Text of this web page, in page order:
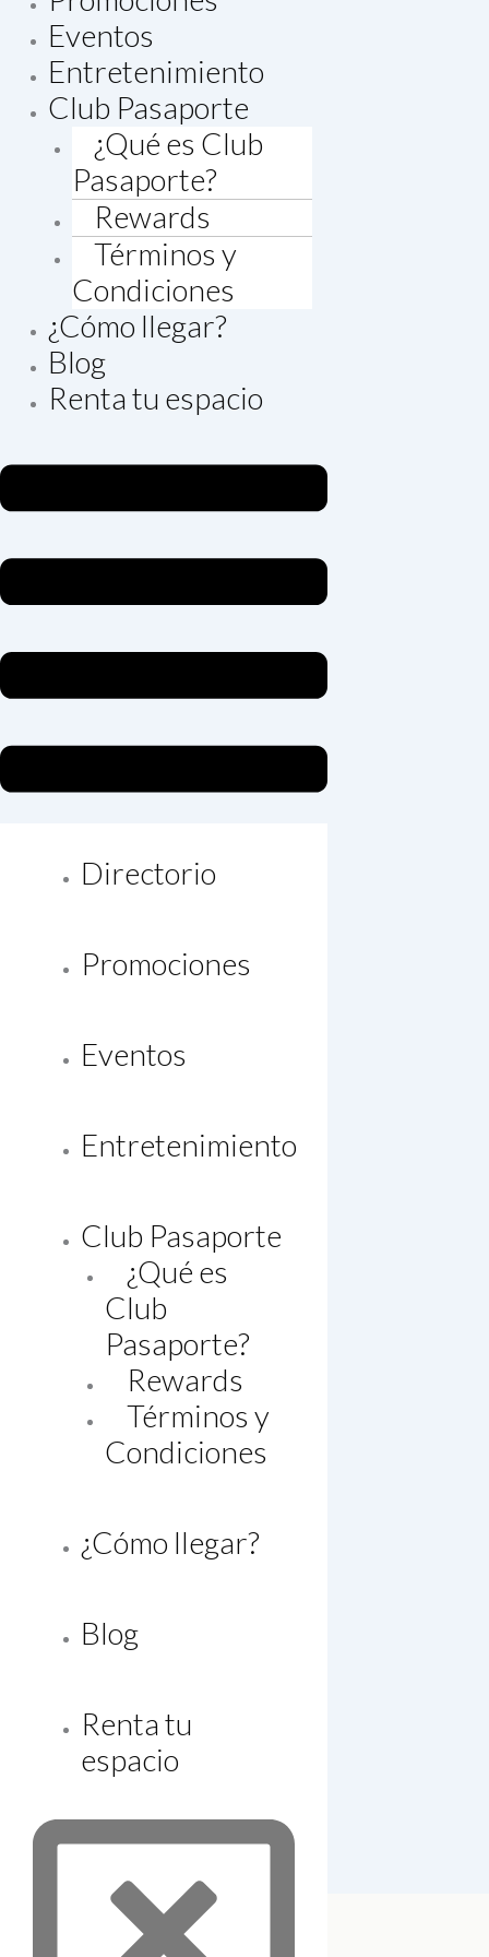
Eventos
Entretenimiento
Club Pasaporte
¿Qué es Club
Pasaporte?
Rewards
Términos y
Condiciones
¿Cómo llegar?
Blog
Renta tu espacio
Directorio
Promociones
Eventos
Entretenimiento
Club Pasaporte
¿Qué es
Club
Pasaporte?
Rewards
Términos y
Condiciones
¿Cómo llegar?
Blog
Renta tu
espacio